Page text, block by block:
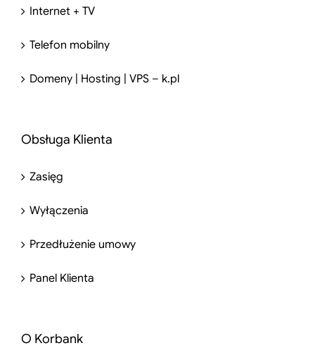
Internet + TV
Telefon mobilny
Domeny | Hosting | VPS – k.pl
Obsługa Klienta
Zasięg
Wyłączenia
Przedłużenie umowy
Panel Klienta
O Korbank